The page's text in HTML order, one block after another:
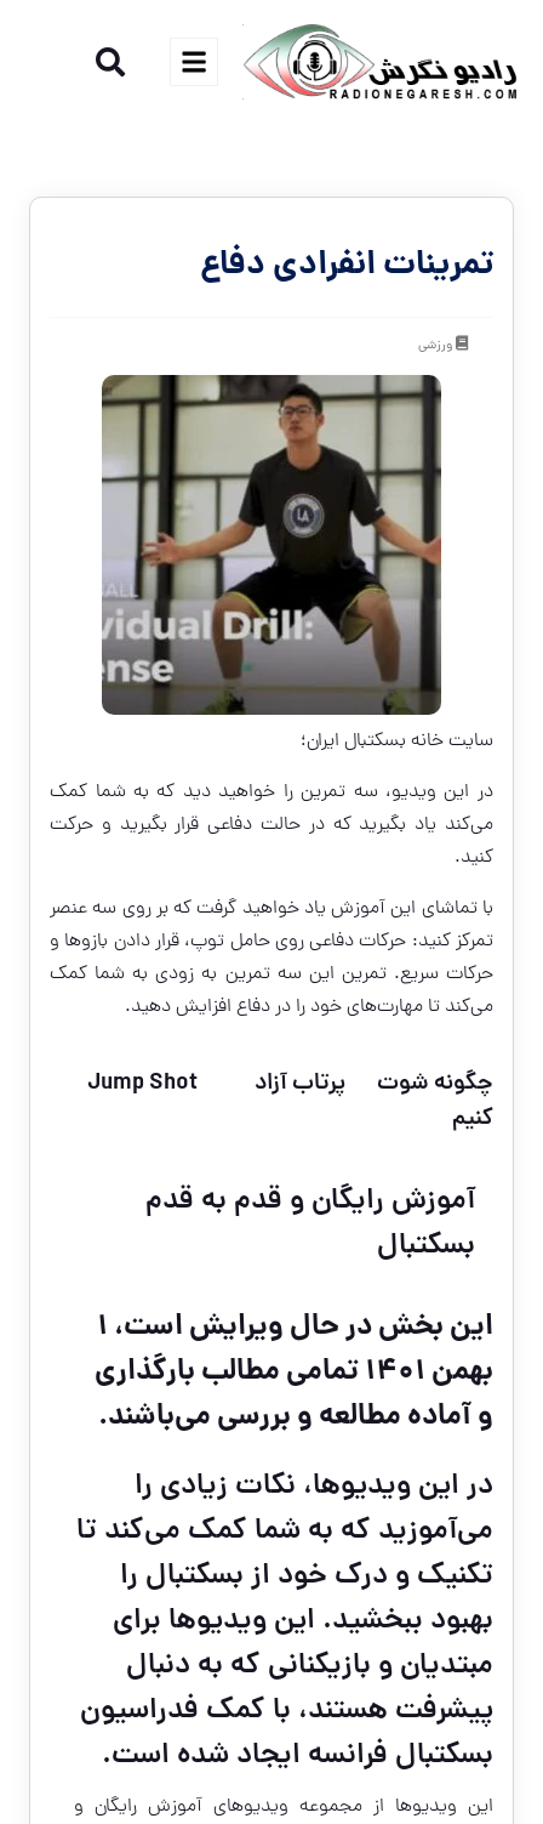
تمرینات انفرادی دفاع
ورزشی
سایت خانه بسکتبال ایران؛
در این ویدیو، سه تمرین را خواهید دید که به شما کمک
می‌کند یاد بگیرید که در حالت دفاعی قرار بگیرید و حرکت
کنید.
با تماشای این آموزش یاد خواهید گرفت که بر روی سه عنصر
تمرکز کنید: حرکات دفاعی روی حامل توپ، قرار دادن بازوها و
حرکات سریع. تمرین این سه تمرین به زودی به شما کمک
می‌کند تا مهارت‌های خود را در دفاع افزایش دهید.
چگونه شوت
کنیم
پرتاب آزاد Jump Shot
آموزش رایگان و قدم به قدم
بسکتبال
این بخش در حال ویرایش است، ۱
بهمن ۱۴۰۱ تمامی مطالب بارگذاری
و آماده مطالعه و بررسی می‌باشند.
در این ویدیوها، نکات زیادی را
می‌آموزید که به شما کمک می‌کند تا
تکنیک و درک خود از بسکتبال را
بهبود ببخشید. این ویدیوها برای
مبتدیان و بازیکنانی که به دنبال
پیشرفت هستند، با کمک فدراسیون
بسکتبال فرانسه ایجاد شده است.
این ویدیو‌ها از مجموعه ویدیوهای آموزش رایگان و